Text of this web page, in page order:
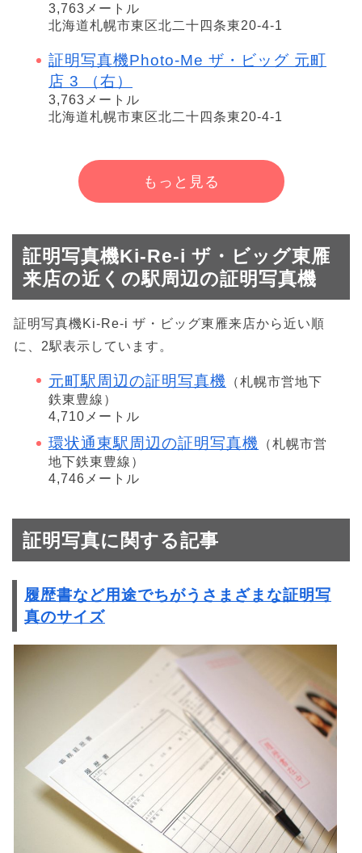
3,763メートル
北海道札幌市東区北二十四条東20-4-1
証明写真機Photo-Me ザ・ビッグ 元町
店 3 （右）
3,763メートル
北海道札幌市東区北二十四条東20-4-1
もっと見る
証明写真機Ki-Re-i ザ・ビッグ東雁
来店の近くの駅周辺の証明写真機
証明写真機Ki-Re-i ザ・ビッグ東雁来店から近い順
に、2駅表示しています。
元町駅周辺の証明写真機
（札幌市営地下
鉄東豊線）
4,710メートル
環状通東駅周辺の証明写真機
（札幌市営
地下鉄東豊線）
4,746メートル
証明写真に関する記事
履歴書など用途でちがうさまざまな証明写
真のサイズ